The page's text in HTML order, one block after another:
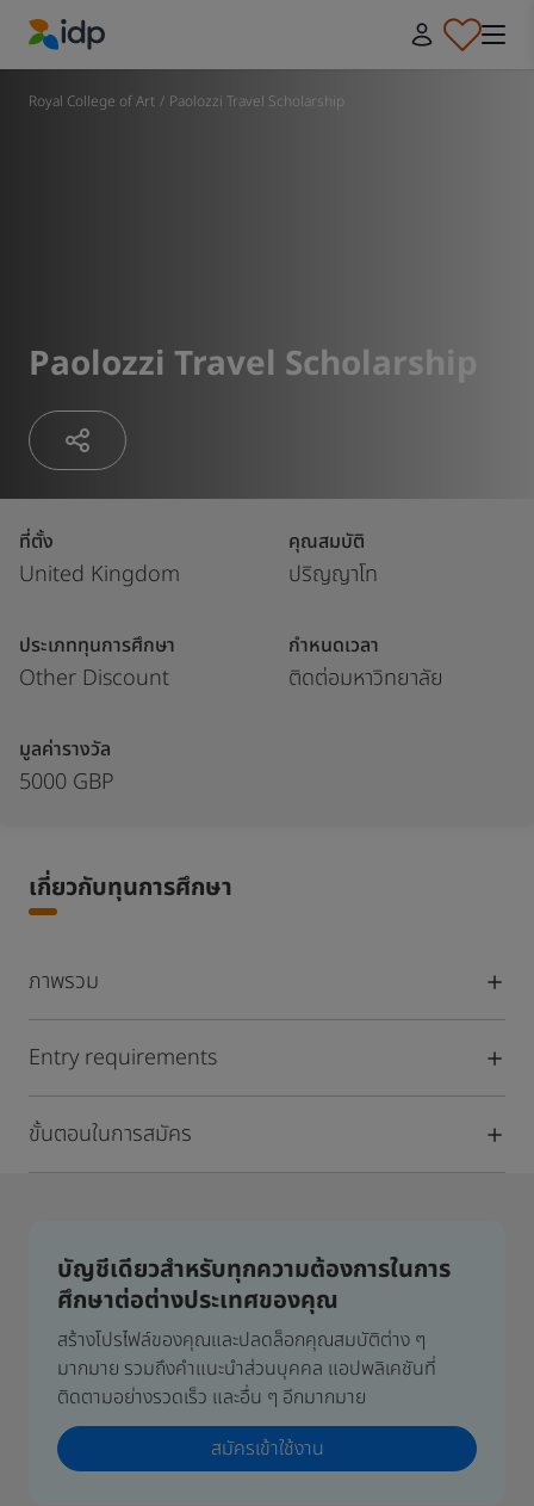
IDP Education
Royal College of Art / Paolozzi Travel Scholarship
Paolozzi Travel Scholarship
ที่ตั้ง
United Kingdom
คุณสมบัติ
ปริญญาโท
ประเภททุนการศึกษา
Other Discount
กำหนดเวลา
ติดต่อมหาวิทยาลัย
มูลค่ารางวัล
5000 GBP
เกี่ยวกับทุนการศึกษา
ภาพรวม
Entry requirements
ขั้นตอนในการสมัคร
บัญชีเดียวสำหรับทุกความต้องการในการ
ศึกษาต่อต่างประเทศของคุณ
สร้างโปรไฟล์ของคุณและปลดล็อกคุณสมบัติต่าง ๆ
มากมาย รวมถึงคำแนะนำส่วนบุคคล แอปพลิเคชันที่
ติดตามอย่างรวดเร็ว และอื่น ๆ อีกมากมาย
สมัครเข้าใช้งาน